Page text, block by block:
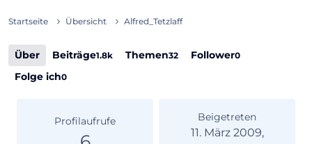
Startseite Übersicht Alfred_Tetzlaff
Über Beiträge1.8k Themen32 Follower0
Folge ich0
Profilaufrufe Beigetreten
11. März 2009,